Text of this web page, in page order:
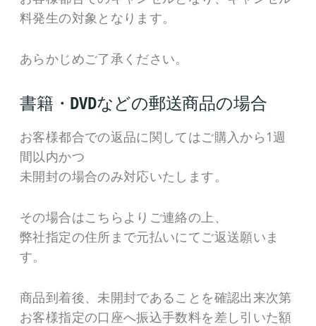
料発生の対象となります。
あらかじめご了承ください。
書籍・DVDなどの郵送商品の場合
お客様都合での返品に関してはご購入から1週
間以内かつ
未開封の場合のみ対応いたします。
その場合はこちらよりご連絡の上、
弊社指定の住所まで元払いにてご返送願いま
す。
商品到着後、未開封であることを確認出来次第
お客様指定の口座へ振込手数料を差し引いた額